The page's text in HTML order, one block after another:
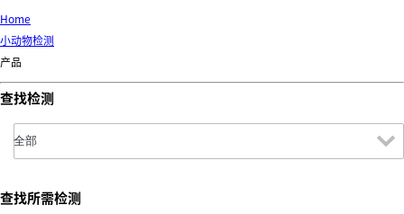
do
Home
小动物检测
产品
查找检测
查找所需检测